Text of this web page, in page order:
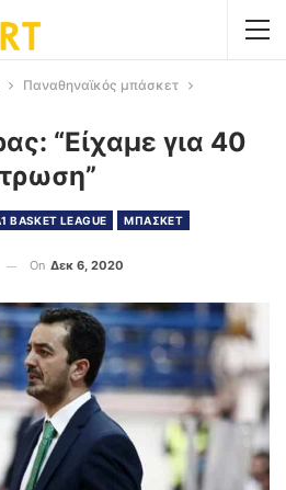
Παναθηναϊκός μπάσκετ
“Είχαμε για 40
BASKET LEAGUE
ΜΠΑΣΚΕΤ
On Δεκ 6, 2020